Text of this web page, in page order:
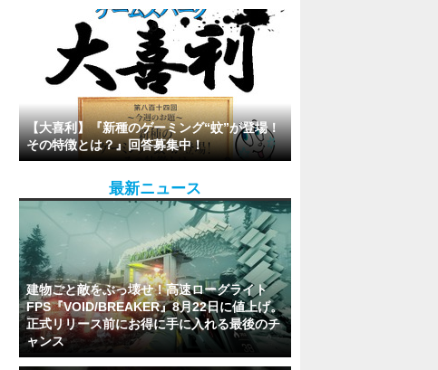
【大喜利】『新種のゲーミング“蚊”が登場！
その特徴とは？』回答募集中！
最新ニュース
建物ごと敵をぶっ壊せ！高速ローグライト
FPS『VOID/BREAKER』8月22日に値上げ。
正式リリース前にお得に手に入れる最後のチ
ャンス